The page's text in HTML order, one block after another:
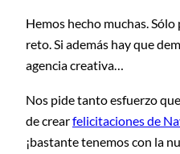
Hemos hecho muchas.
reto. Si además hay que
agencia creativa…
Nos pide tanto esfuerzo
de crearfelicitaciones de
¡bastante tenemos con la